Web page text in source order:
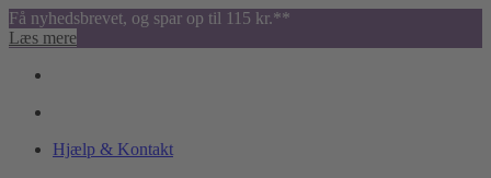
Få nyhedsbrevet, og spar op til 115 kr.**
Læs mere
Hjælp & Kontakt